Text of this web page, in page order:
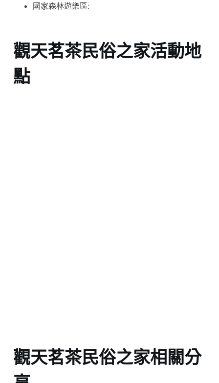
國家森林遊樂區:
觀天茗茶民俗之家活動地
點
觀天茗茶民俗之家相關分